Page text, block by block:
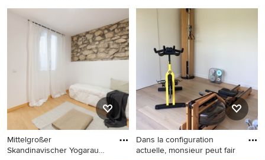
Skandinavischer Fitnessraum
in Sonstige
Kleiner, Multifunktionaler
Nordischer Fitnessraum mit
weißer Wandfarbe und
weißem Boden in Lyon
Mittelgroßer
Skandinavischer Yogaraum
Dans la configuration
actuelle, monsieur peut fair